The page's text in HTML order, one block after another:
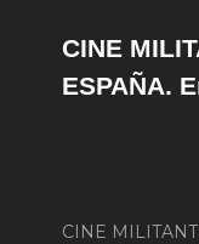
CINE
ESPAÑA.
CINE